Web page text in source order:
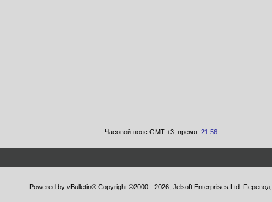
Часовой пояс GMT +3, время: 21:56.
Powered by vBulletin® Copyright ©2000 - 2026, Jelsoft Enterprises Ltd. Перевод: